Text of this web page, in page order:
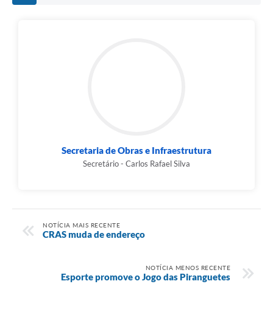
Secretaria de Obras e Infraestrutura
Secretário - Carlos Rafael Silva
NOTÍCIA MAIS RECENTE
CRAS muda de endereço
NOTÍCIA MENOS RECENTE
Esporte promove o Jogo das Piranguetes